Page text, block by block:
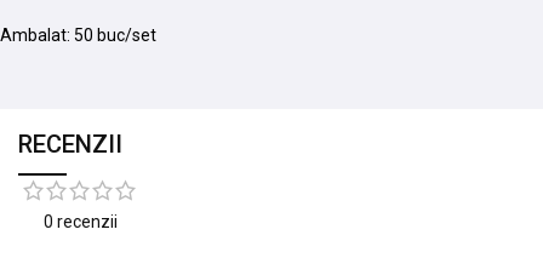
Ambalat: 50 buc/set
RECENZII
0 recenzii